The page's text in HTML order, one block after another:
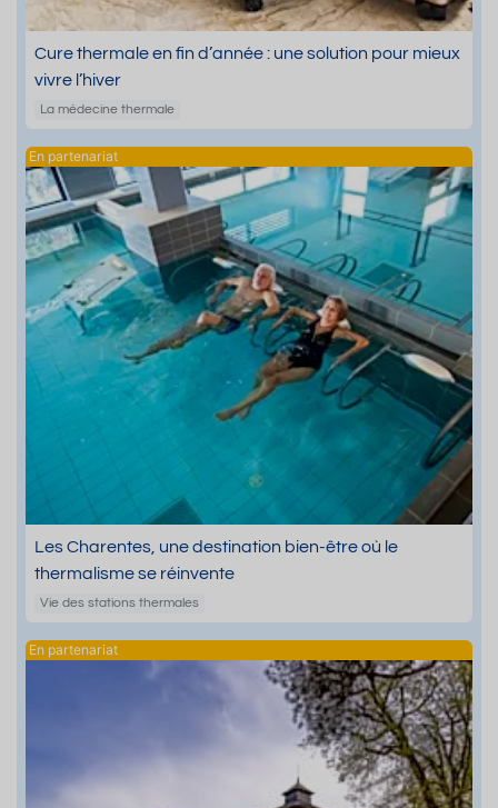
Cure thermale en fin d’année : une solution pour mieux
vivre l’hiver
La médecine thermale
Les Charentes, une destination bien-être où le
thermalisme se réinvente
Vie des stations thermales